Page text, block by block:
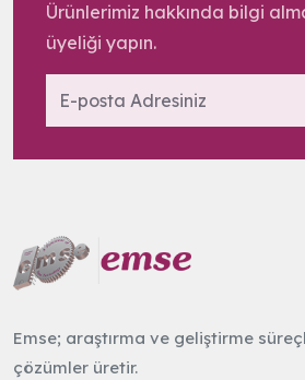
Ürünlerimiz hakkında bilgi
üyeliği yapın.
Emse; araştırma ve geliştirme
çözümler üretir.